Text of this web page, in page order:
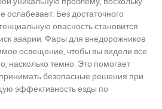
ослабевает. Без достаточного
опасность становится
аварии. Фары для внедорожников
освещение, чтобы вы видели все
насколько темно. Это помогает
принимать безопасные решения при
эффективность езды по